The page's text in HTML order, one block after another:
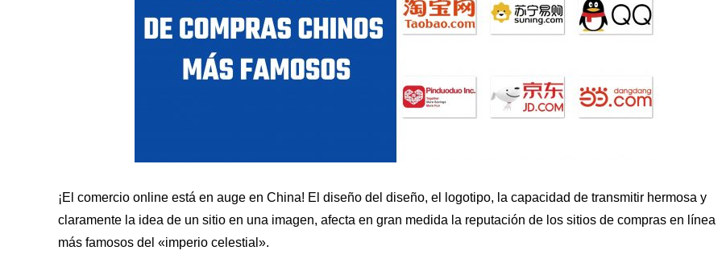
¡El comercio online está en auge en China! El diseño del diseño, el logotipo, la capacidad de transmitir hermosa y
claramente la idea de un sitio en una imagen, afecta en gran medida la reputación de los sitios de compras en línea
más famosos del «imperio celestial».